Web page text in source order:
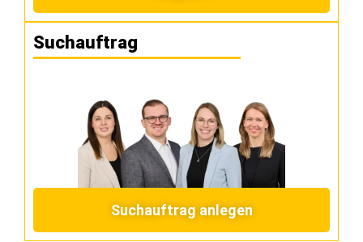
Suchauftrag
Suchauftrag anlegen